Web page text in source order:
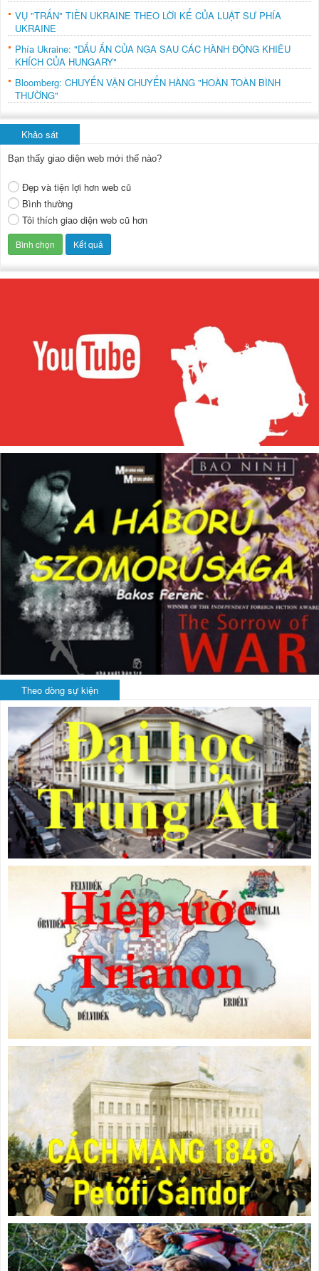
VỤ "TRẤN" TIỀN UKRAINE THEO LỜI KỂ CỦA LUẬT SƯ PHÍA
UKRAINE
Phía Ukraine: "DẤU ẤN CỦA NGA SAU CÁC HÀNH ĐỘNG KHIÊU
KHÍCH CỦA HUNGARY"
Bloomberg: CHUYẾN VẬN CHUYỂN HÀNG "HOÀN TOÀN BÌNH
THƯỜNG"
Khảo sát
Bạn thấy giao diện web mới thế nào?
Đẹp và tiện lợi hơn web cũ
Bình thường
Tôi thích giao diện web cũ hơn
Theo dòng sự kiện